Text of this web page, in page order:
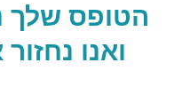
הטופס שלך
ואנו